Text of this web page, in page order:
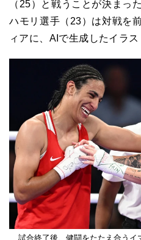
（25）と戦うことが決まっ
ハモリ選手（23）は対戦を
ィアに、AIで生成したイラス
試合終了後、健闘をたたえ合う